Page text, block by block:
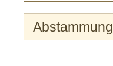
Abstammung